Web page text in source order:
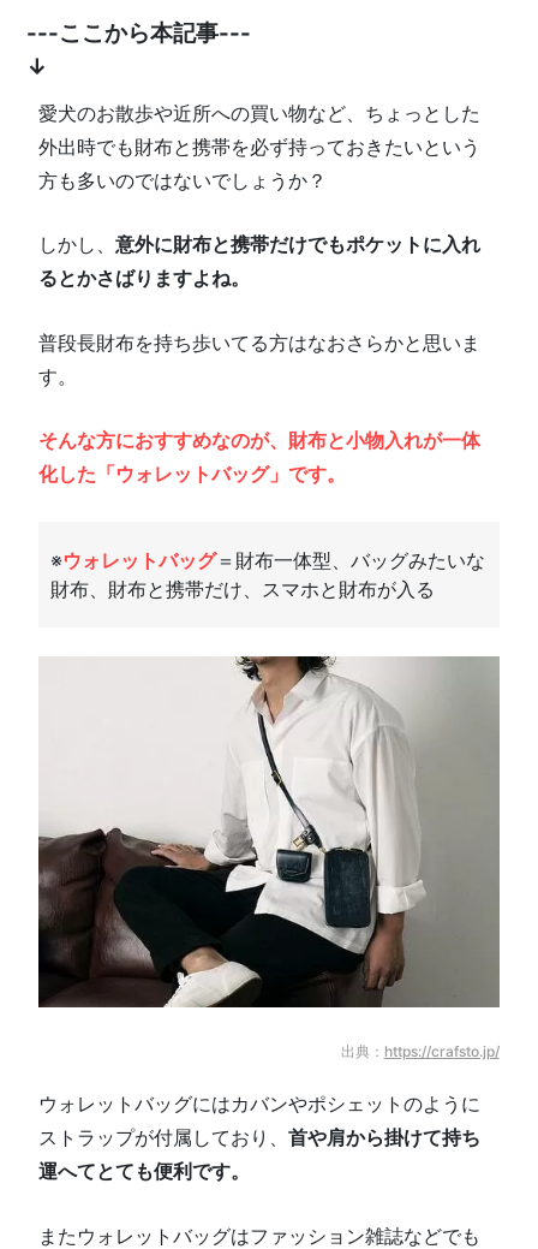
---ここから本記事---
↓
愛犬のお散歩や近所への買い物など、ちょっとした
外出時でも財布と携帯を必ず持っておきたいという
方も多いのではないでしょうか？
しかし、意外に財布と携帯だけでもポケットに入れ
るとかさばりますよね。
普段長財布を持ち歩いてる方はなおさらかと思いま
す。
そんな方におすすめなのが、 財布と小物入れが一体
化した「ウォレットバッグ」です。
※ウォレットバッグ＝財布一体型、バッグみたいな
財布、財布と携帯だけ、スマホと財布が入る
出典： https://crafsto.jp/
ウォレットバッグにはカバンやポシェットのように
ストラップが付属しており、首や肩から掛けて持ち
運へてとても便利です。
またウォレットバッグはファッション雑誌などでも